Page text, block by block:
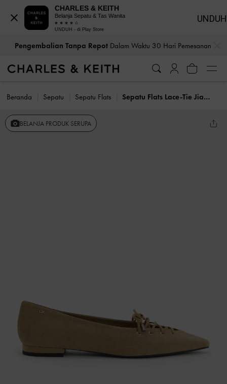
Pengembalian Tanpa RepotDalam Waktu 30 Hari Pemesanan
Beranda Sepatu Sepatu Flats Sepatu Flats Lace-Tie Jianna Suede
BELANJA PRODUK SERUPA
CHARLES & KEITH
Belanja Sepatu & Tas Wanita
UNDUH - di Play Store
UNDUH